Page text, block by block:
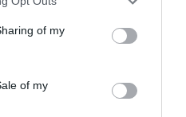
of my
of my